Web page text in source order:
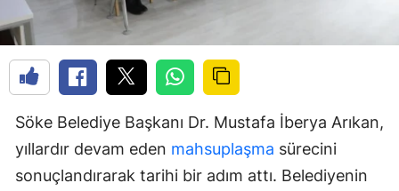
Söke Belediye Başkanı Dr. Mustafa İberya Arıkan,
yıllardır devam eden mahsuplaşma sürecini
sonuçlandırarak tarihi bir adım attı. Belediyenin